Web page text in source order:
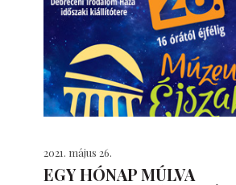
2021. május 26.
EGY HÓNAP MÚLVA